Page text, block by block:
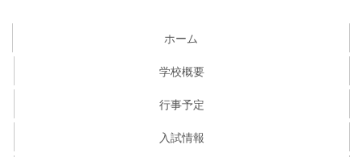
ホーム
学校概要
行事予定
入試情報